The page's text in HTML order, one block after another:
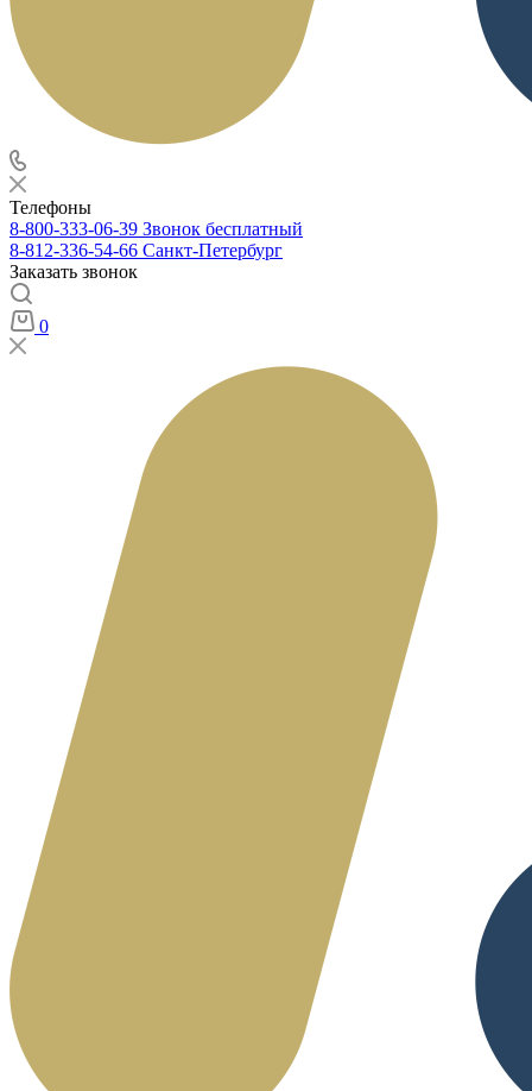
Телефоны
8-800-333-06-39 Звонок бесплатный
8-812-336-54-66 Санкт-Петербург
Заказать звонок
0